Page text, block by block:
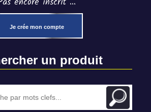
Je crée mon compte
un produit